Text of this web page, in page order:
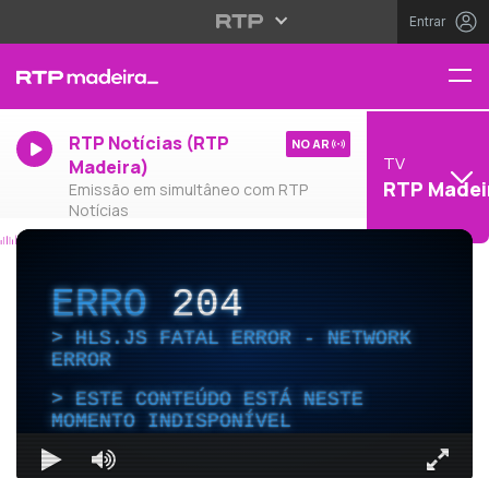
Entrar
RTP Notícias (RTP
Madeira)
Emissão em simultâneo com RTP
Notícias
NO AR
TV
RTP
ERRO204
HLS.JS FATAL ERROR - NETWORK
ERROR
ESTE CONTEÚDO ESTÁ NESTE
MOMENTO INDISPONÍVEL